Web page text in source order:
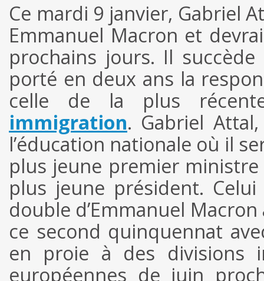
Ce mardi 9 janvier, Gabriel
Emmanuel Macron et
prochains jours. Il
porté en deux ans la
celle de la plus
immigration. Gabriel
l’éducation nationale où il
plus jeune premier
plus jeune président.
double d’Emmanuel
ce second quinquennat
en proie à des divisions
européennes de juin